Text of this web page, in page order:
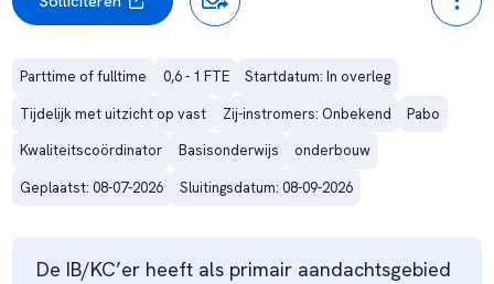
Parttime of fulltime 0,6 - 1 FTE
Startdatum: In overleg
Tijdelijk met uitzicht op vast
Zij-instromers: Onbekend
Pabo
Kwaliteitscoördinator
Basisonderwijs
onderbouw
Geplaatst: 08-07-2026
Sluitingsdatum: 08-09-2026
De IB/KC’er heeft als primair aandachtsgebied